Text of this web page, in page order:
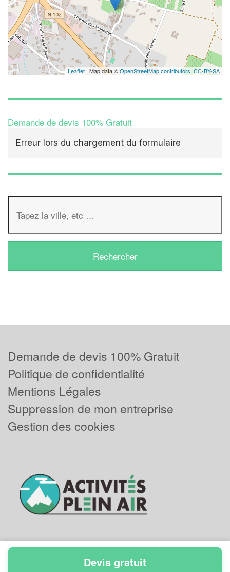
Leaflet | Map data ©OpenStreetMap contributors, CC-BY-SA
Demande de devis 100% Gratuit
Erreur lors du chargement du formulaire
Demande de devis 100% Gratuit
Politique de confidentialité
Mentions Légales
Suppression de mon entreprise
Gestion des cookies
Powered byPlus que pro
Devis gratuit